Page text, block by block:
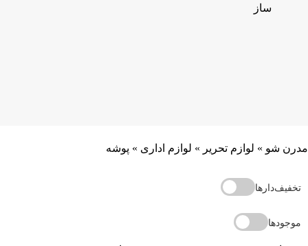
ساز
مدرن شو » لوازم تحریر » لوازم اداری » پوشه
تخفیف‌دارها
موجودها